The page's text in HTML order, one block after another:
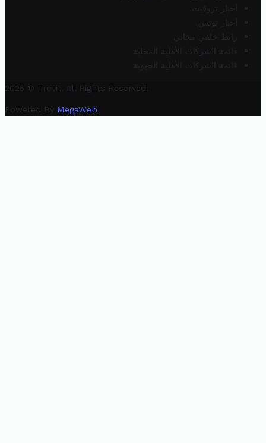
أخبار تروفيت
أخبار تونس
رابط خلفي مجاني
قائمة الشركات الأهلية المحلية
قائمة الشركات الأهلية الجهوية
2025 © Trovit. All Rights Reserved.
Powered By MegaWeb